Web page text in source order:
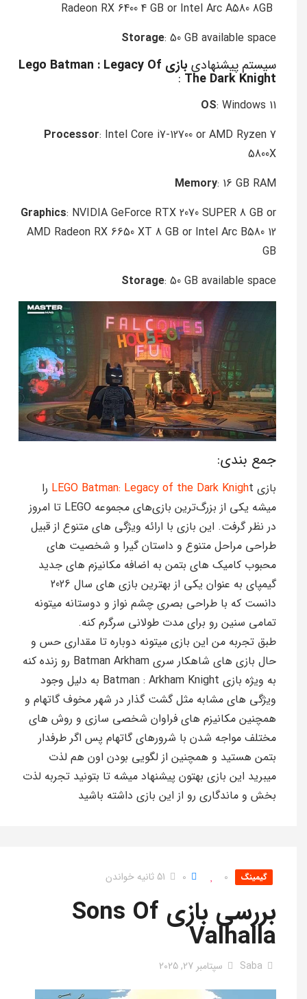
Radeon RX 6400 4 GB or Intel Arc A580 8GB
Storage: 50 GB available space
سیستم پیشنهادی بازی Lego Batman : Legacy Of
The Dark Knight
:
OS: Windows 11
Processor: Intel Core i7-12700 or AMD Ryzen 7
5800X
Memory: 16 GB RAM
Graphics: NVIDIA GeForce RTX 2070 SUPER 8 GB or
AMD Radeon RX 6650 XT 8 GB or Intel Arc B580 12
GB
Storage: 50 GB available space
جمع بندی:
بازی LEGO Batman: Legacy of the Dark Knigh t را
میشه یکی از بزرگ‌ترین بازی‌های مجموعه LEGO تا امروز
در نظر گرفت. این بازی با ارائه ویژگی های متنوع از قبیل
طراحی مراحل متنوع و داستان گیرا و شخصیت های
محبوب کامیک های بتمن به اضافه مکانیزم های جدید
گیمپای به عنوان یکی از بهترین بازی های سال 2026
دانست که با طراحی بصری چشم نواز و دوستانه میتونه
تمامی سنین رو برای مدت طولانی سرگرم کنه.
طبق تجربه من این بازی میتونه دوباره تا مقداری حس و
حال بازی های شاهکار سری Batman Arkham رو زنده کنه
به ویژه بازی Batman : Arkham Knight به دلیل وجود
ویژگی های مشابه مثل گشت گذار در شهر مخوف گاتهام و
همچنین مکانیزم های فراوان شخصی سازی و روش های
مختلف مواجه شدن با شرورهای گاتهام پس اگر طرفدار
بتمن هستید و همچنین از لگویی بودن اون هم لذت
میبرید این بازی بهتون پیشنهاد میشه تا بتونید تجربه لذت
بخش و ماندگاری رو از این بازی داشته باشید
گیمینگ 0
0 51 ثانیه خواندن
بررسی بازی Sons Of
Valhalla
Saba سپتامبر 27, 2025